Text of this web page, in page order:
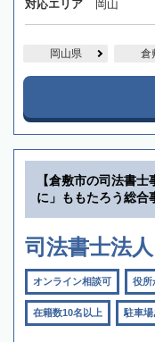
対応エリア 岡山
岡山県 倉
【倉敷市の司法書
に」ももたろう総合
司法書士法
オンライン相談可 役所
在籍数10名以上 駐車場